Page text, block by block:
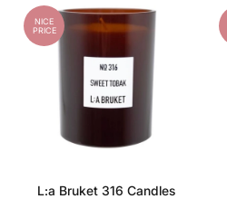
NICE
PRICE
L:a Bruket 316 Candles